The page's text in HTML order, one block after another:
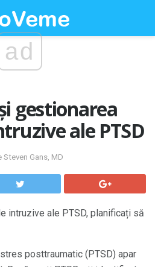
ad
gestionarea
ale PTSD
Steven Gans, MD
intruzive ale PTSD, planificați să
posttraumatic (PTSD) apar